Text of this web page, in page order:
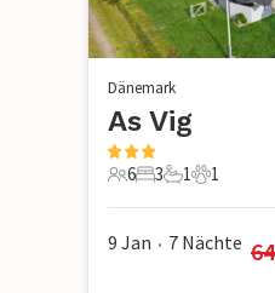
Dänemark
As Vig
6 Gäste
6
3 Schlafzimmer
3
1 Badezimmer
1
1 Haustier
1
9 Jan • 7 Nächte